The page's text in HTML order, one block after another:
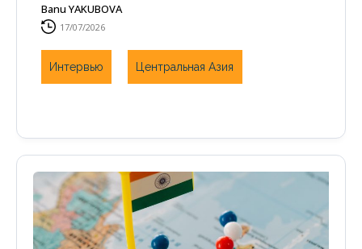
Banu YAKUBOVA
17/07/2026
Интервью Центральная Азия